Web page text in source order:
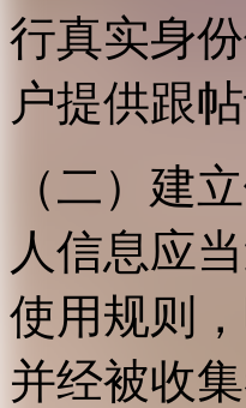
行真实身
户提供跟
（二）建
人信息应
使用规则
并经被收集